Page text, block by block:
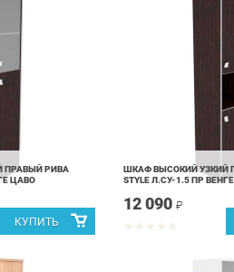
ПРАВЫЙ РИВА
ЦАВО
ШКАФ ВЫСОКИЙ УЗКИЙ
STYLE Л.СУ-1.5 ПР
12 090 ₽